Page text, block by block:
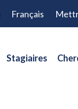
Français
Stagiaires